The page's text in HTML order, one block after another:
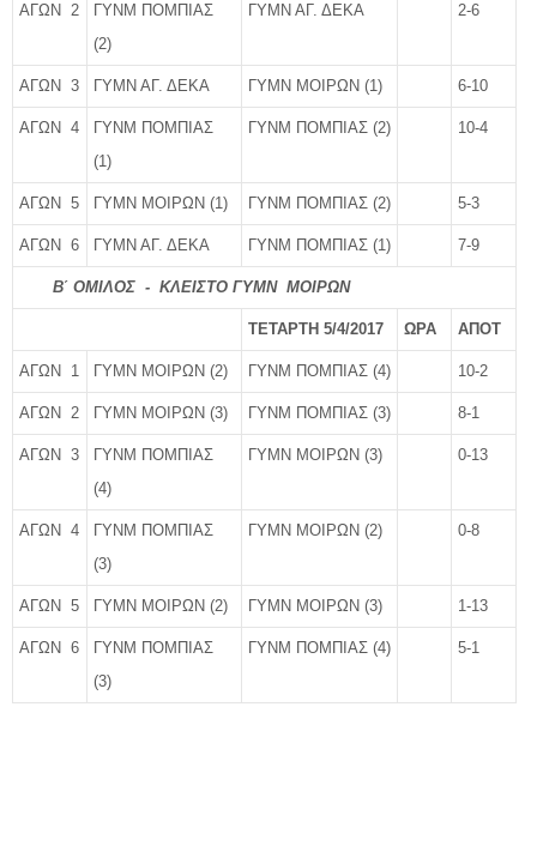
ΑΓΩΝ 2
ΓΥΝΜ ΠΟΜΠΙΑΣ
(2)
ΓΥΜΝ ΑΓ. ΔΕΚΑ 2-6
ΑΓΩΝ 3 ΓΥΜΝ ΑΓ. ΔΕΚΑ ΓΥΜΝ ΜΟΙΡΩΝ (1) 6-10
ΑΓΩΝ 4
ΓΥΝΜ ΠΟΜΠΙΑΣ
(1)
ΓΥΝΜ ΠΟΜΠΙΑΣ (2) 10-4
ΑΓΩΝ 5 ΓΥΜΝ ΜΟΙΡΩΝ (1) ΓΥΝΜ ΠΟΜΠΙΑΣ (2) 5-3
ΑΓΩΝ 6 ΓΥΜΝ ΑΓ. ΔΕΚΑ ΓΥΝΜ ΠΟΜΠΙΑΣ (1) 7-9
Β΄ ΟΜΙΛΟΣ - ΚΛΕΙΣΤΟ ΓΥΜΝ ΜΟΙΡΩΝ
ΤΕΤΑΡΤΗ 5/4/2017 ΩΡΑ ΑΠΟΤ
ΑΓΩΝ 1 ΓΥΜΝ ΜΟΙΡΩΝ (2) ΓΥΝΜ ΠΟΜΠΙΑΣ (4) 10-2
ΑΓΩΝ 2 ΓΥΜΝ ΜΟΙΡΩΝ (3) ΓΥΝΜ ΠΟΜΠΙΑΣ (3) 8-1
ΑΓΩΝ 3
ΓΥΝΜ ΠΟΜΠΙΑΣ
(4)
ΓΥΜΝ ΜΟΙΡΩΝ (3) 0-13
ΑΓΩΝ 4
ΓΥΝΜ ΠΟΜΠΙΑΣ
(3)
ΓΥΜΝ ΜΟΙΡΩΝ (2) 0-8
ΑΓΩΝ 5 ΓΥΜΝ ΜΟΙΡΩΝ (2) ΓΥΜΝ ΜΟΙΡΩΝ (3) 1-13
ΑΓΩΝ 6
ΓΥΝΜ ΠΟΜΠΙΑΣ
(3)
ΓΥΝΜ ΠΟΜΠΙΑΣ (4) 5-1